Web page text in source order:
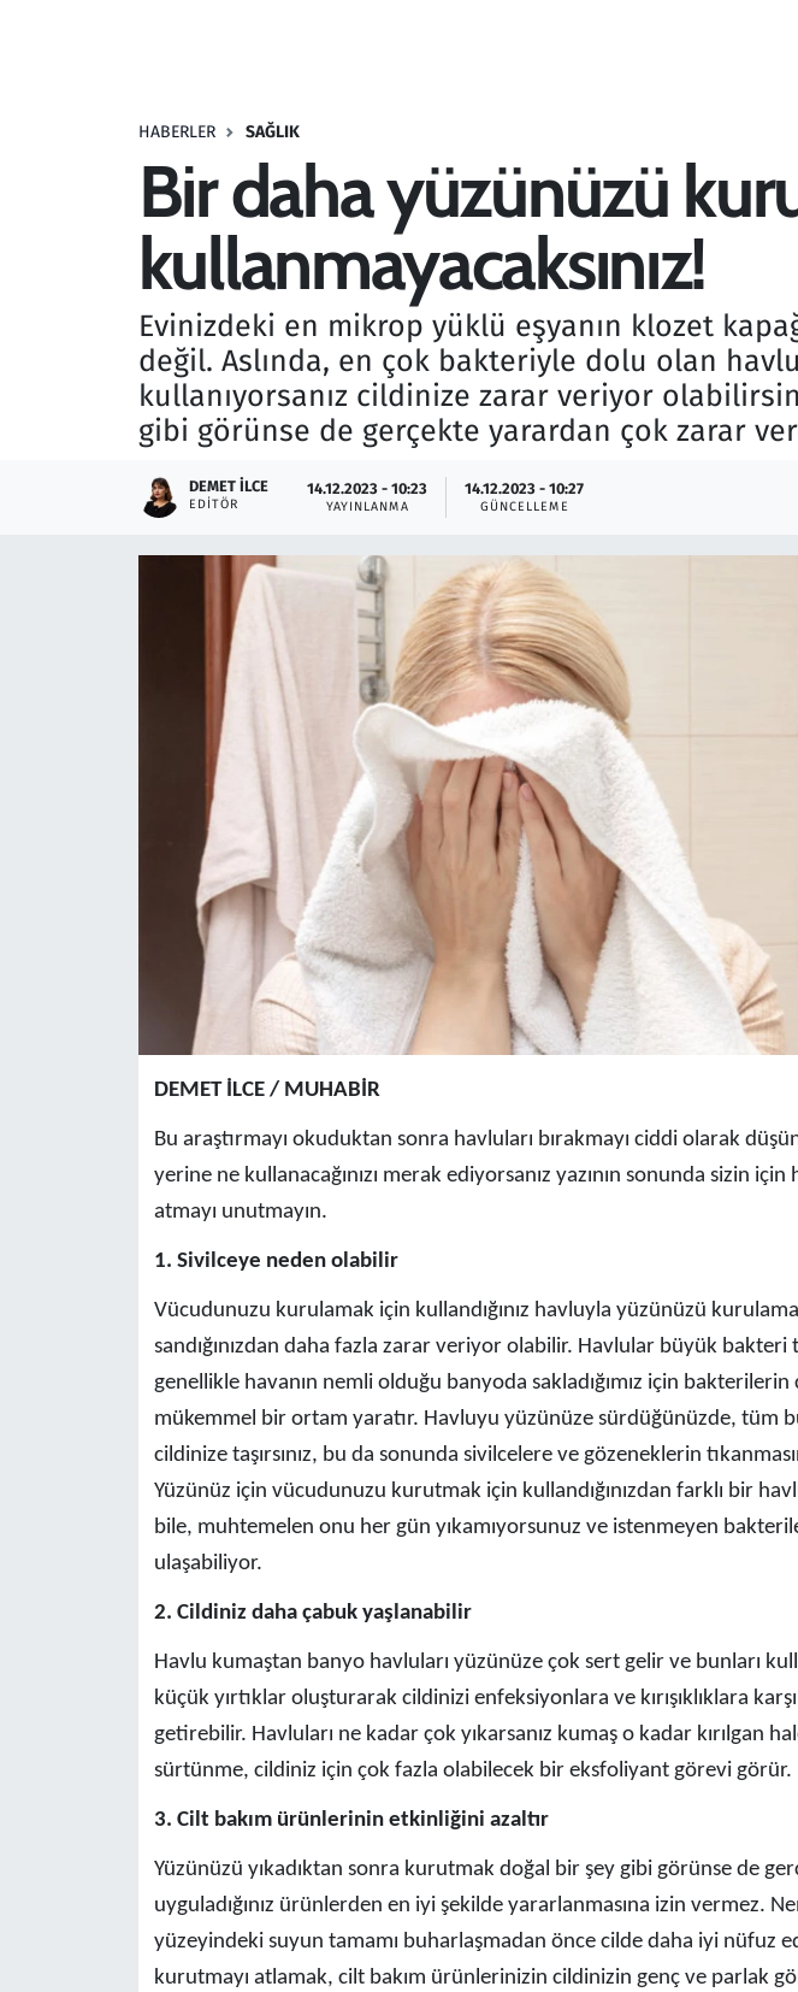
HABERLER SAĞLIK
Bir daha yüzünüzü
kullanmayacaksınız!
Evinizdeki en mikrop yüklü eşyanın klozet
değil. Aslında, en çok bakteriyle dolu olan
kullanıyorsanız cildinize zarar veriyor
gibi görünse de gerçekte yarardan çok zarar
DEMET İLCE
EDITÖR
14.12.2023 - 10:23
YAYINLANMA
14.12.2023 - 10:27
GÜNCELLEME
DEMET İLCE / MUHABİR
Bu araştırmayı okuduktan sonra havluları bırakmayı ciddi olarak
yerine ne kullanacağınızı merak ediyorsanız yazının sonunda sizin için
atmayı unutmayın.
1. Sivilceye neden olabilir
Vücudunuzu kurulamak için kullandığınız havluyla yüzünüzü
sandığınızdan daha fazla zarar veriyor olabilir. Havlular büyük bakteri
genellikle havanın nemli olduğu banyoda sakladığımız için bakterilerin
mükemmel bir ortam yaratır. Havluyu yüzünüze sürdüğünüzde, tüm
cildinize taşırsınız, bu da sonunda sivilcelere ve gözeneklerin
Yüzünüz için vücudunuzu kurutmak için kullandığınızdan farklı bir
bile, muhtemelen onu her gün yıkamıyorsunuz ve istenmeyen
ulaşabiliyor.
2. Cildiniz daha çabuk yaşlanabilir
Havlu kumaştan banyo havluları yüzünüze çok sert gelir ve bunları
küçük yırtıklar oluşturarak cildinizi enfeksiyonlara ve kırışıklıklara
getirebilir. Havluları ne kadar çok yıkarsanız kumaş o kadar kırılgan
sürtünme, cildiniz için çok fazla olabilecek bir eksfoliyant görevi görür.
3. Cilt bakım ürünlerinin etkinliğini azaltır
Yüzünüzü yıkadıktan sonra kurutmak doğal bir şey gibi görünse de
uyguladığınız ürünlerden en iyi şekilde yararlanmasına izin vermez.
yüzeyindeki suyun tamamı buharlaşmadan önce cilde daha iyi nüfuz
kurutmayı atlamak, cilt bakım ürünlerinizin cildinizin genç ve parlak
Savunma Sanayi
Teknoloji ve Bilim
Televizyon